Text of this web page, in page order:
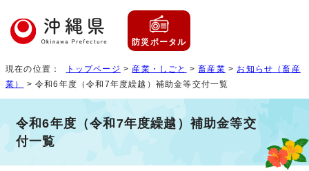
防災ポータル
現在の位置： トップページ > 産業・しごと >畜産業 > お知らせ（畜産
業）
> 令和6年度（令和7年度繰越）補助金等交付一覧
令和6年度（令和7年度繰越）補助金等交
付一覧